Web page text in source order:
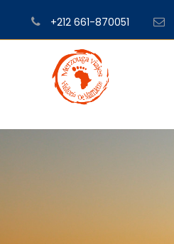
+212 661-870051